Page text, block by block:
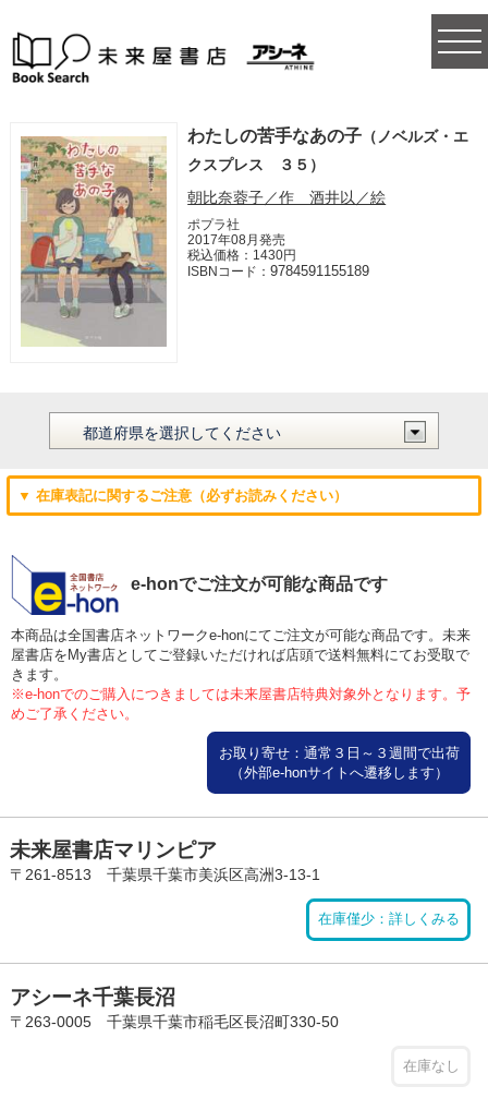
わたしの苦手なあの子 （ノベルズ・エ
クスプレス ３５）
朝比奈蓉子／作 酒井以／絵
ポプラ社
2017年08月発売
税込価格：1430円
ISBNコード：9784591155189
▼ 在庫表記に関するご注意（必ずお読みください）
e-honでご注文が可能な商品です
本商品は全国書店ネットワークe-honにてご注文が可能な商品です。未来
屋書店をMy書店としてご登録いただければ店頭で送料無料にてお受取で
きます。
※e-honでのご購入につきましては未来屋書店特典対象外となります。予
めご了承ください。
お取り寄せ：通常３日～３週間で出荷
（外部e-honサイトへ遷移します）
未来屋書店マリンピア
〒261-8513 千葉県千葉市美浜区高洲3-13-1
在庫僅少：詳しくみる
アシーネ千葉長沼
〒263-0005 千葉県千葉市稲毛区長沼町330-50
在庫なし